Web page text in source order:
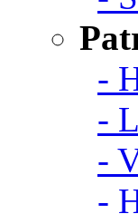
-
-
-
-